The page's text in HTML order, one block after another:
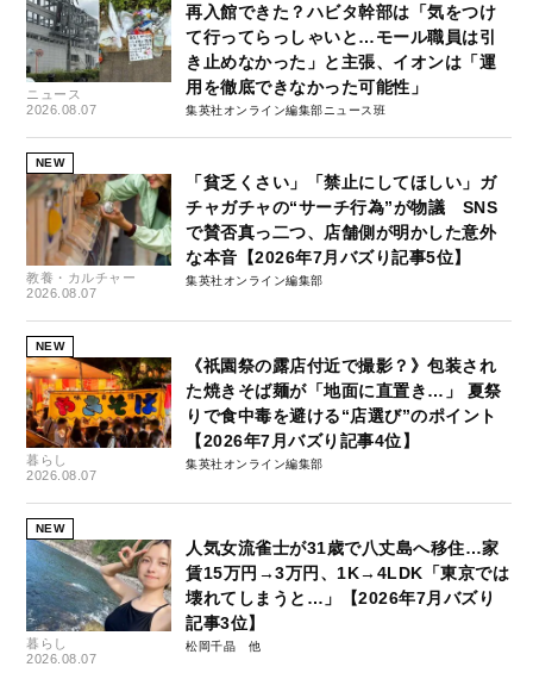
ニュース
2026.08.07
再入館できた？ハビタ幹部は「気をつけ
て行ってらっしゃいと…モール職員は引
き止めなかった」と主張、イオンは「運
用を徹底できなかった可能性」
集英社オンライン編集部ニュース班
NEW
教養・カルチャー
2026.08.07
「貧乏くさい」「禁止にしてほしい」ガ
チャガチャの“サーチ行為”が物議 SNS
で賛否真っ二つ、店舗側が明かした意外
な本音【2026年7月バズり記事5位】
集英社オンライン編集部
NEW
暮らし
2026.08.07
《祇園祭の露店付近で撮影？》包装され
た焼きそば麺が「地面に直置き…」 夏祭
りで食中毒を避ける“店選び”のポイント
【2026年7月バズり記事4位】
集英社オンライン編集部
NEW
暮らし
2026.08.07
人気女流雀士が31歳で八丈島へ移住…家
賃15万円→3万円、1K→4LDK「東京では
壊れてしまうと…」【2026年7月バズり
記事3位】
松岡千晶